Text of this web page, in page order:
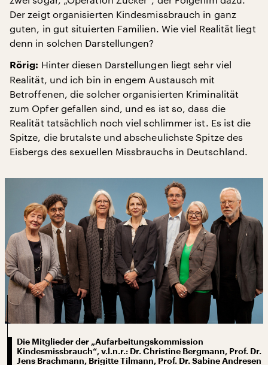
Der zeigt organisierten Kindesmissbrauch in ganz
guten, in gut situierten Familien. Wie viel Realität liegt
denn in solchen Darstellungen?
Rörig: Hinter diesen Darstellungen liegt sehr viel
Realität, und ich bin in engem Austausch mit
Betroffenen, die solcher organisierten Kriminalität
zum Opfer gefallen sind, und es ist so, dass die
Realität tatsächlich noch viel schlimmer ist. Es ist die
Spitze, die brutalste und abscheulichste Spitze des
Eisbergs des sexuellen Missbrauchs in Deutschland.
Die Mitglieder der „Aufarbeitungskommission
Kindesmissbrauch“, v.l.n.r.: Dr. Christine Bergmann, Prof. Dr.
Jens Brachmann, Brigitte Tilmann, Prof. Dr. Sabine Andresen